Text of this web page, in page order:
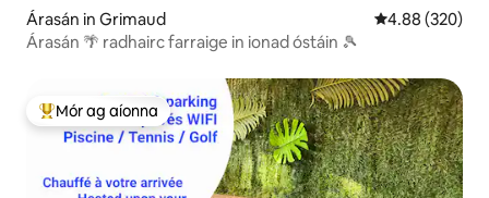
Árasán in Grimaud Meánrátáil
4.88 (320)
Árasán 🌴 radhairc farraige in ionad óstáin 🎾
An-mhór ag aíonna
Mór ag aíonna